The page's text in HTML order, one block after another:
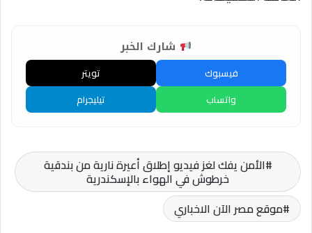
شارك الخبر
فيسبوك
تويتر
واتساب
تيليجرام
الأمن يفك لغز فيديو إطلاق أعيرة نارية من بندقية
خرطوش في الهواء بالإسكندرية
موقع مصر الآن الاخباري